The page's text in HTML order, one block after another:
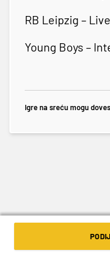
RB Leipzig –
Young Boys –
Igre na sreću mogu